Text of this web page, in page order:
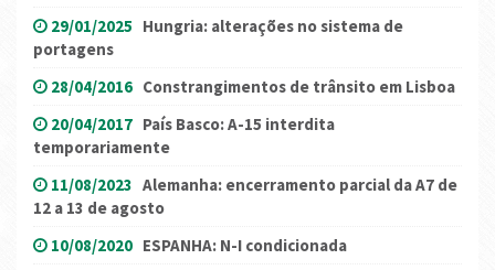
29/01/2025 Hungria: alterações no sistema de
portagens
28/04/2016 Constrangimentos de trânsito em Lisboa
20/04/2017 País Basco: A-15 interdita
temporariamente
11/08/2023 Alemanha: encerramento parcial da A7 de
12 a 13 de agosto
10/08/2020 ESPANHA: N-I condicionada